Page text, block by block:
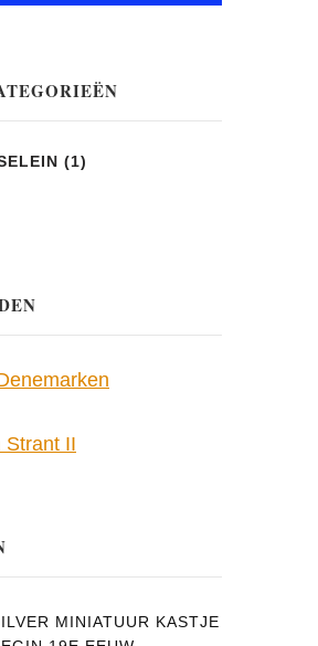
(1)
Strant II
MINIATUUR KASTJE